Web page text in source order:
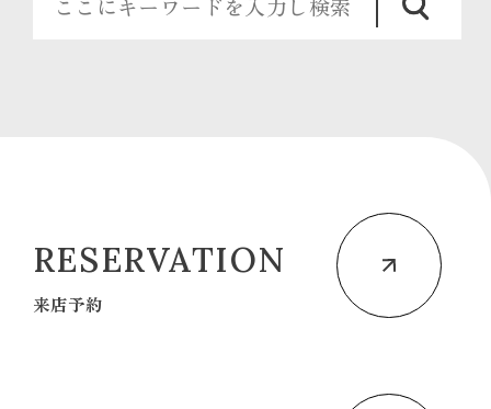
RESERVATION
来店予約